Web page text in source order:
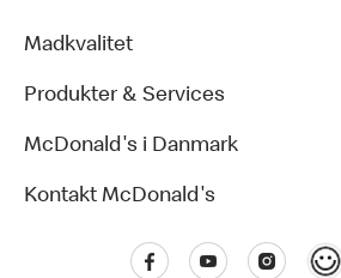
Madkvalitet
Produkter & Services
McDonald's i Danmark
Kontakt McDonald's